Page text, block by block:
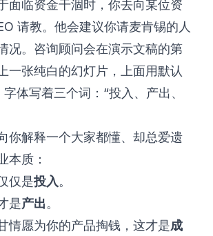
面临资金干涸时，你去向某位资
请教。他会建议你请麦肯锡的人
况。咨询顾问会在演示文稿的第
一张纯白的幻灯片，上面用默认
体写着三个词：“投入、产出、
你解释一个大家都懂、却总爱遗
本质：
仅是投入。
是产出。
情愿为你的产品掏钱，这才是成